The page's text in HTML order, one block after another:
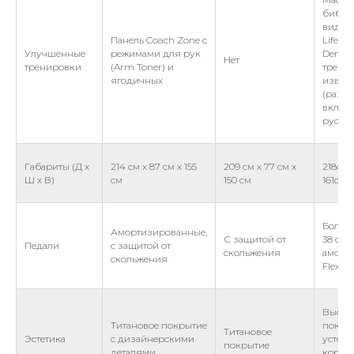
Улучшенные
тренировки
Панель Coach Zone с
режимами для рук
(Arm Toner) и
ягодичных
Нет
Life
Габариты (Д х
Ш х В)
214 см x 87 см x 155
см
209 см x 77 см x
150 см
218см
161см
Педали
Амортизированные,
с защитой от
скольжения
С защитой от
скольжения
38 см с
Эстетика
Титановое покрытие
с дизайнерскими
Титановое
покрытие